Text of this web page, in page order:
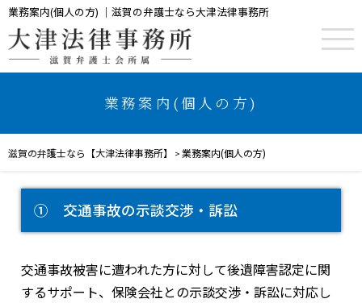
業務案内(個人の方) ｜滋賀の弁護士なら大津法律事務所
業務案内(個人の方)
滋賀の弁護士なら【大津法律事務所】 > 業務案内(個人の方)
① 交通事故の示談交渉・訴訟
交通事故被害に遭われた方に対して後遺障害認定に関
するサポート、保険会社との示談交渉・訴訟に対応し